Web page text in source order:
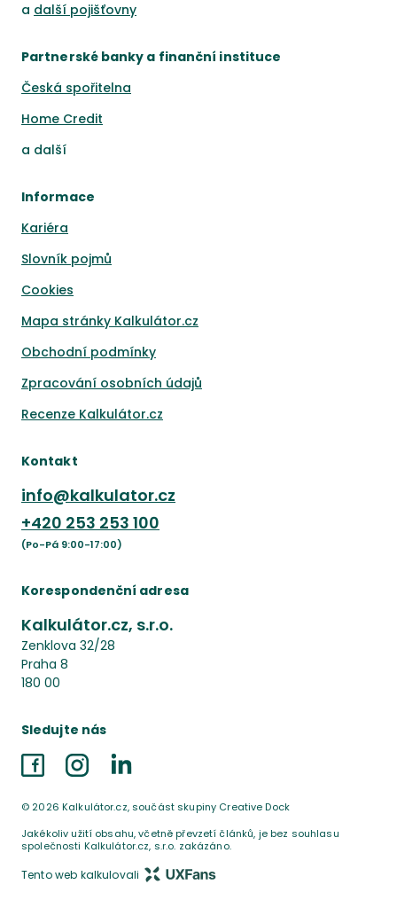
a další pojišťovny
Partnerské banky a finanční instituce
Česká spořitelna
Home Credit
a další
Informace
Kariéra
Slovník pojmů
Cookies
Mapa stránky Kalkulátor.cz
Obchodní podmínky
Zpracování osobních údajů
Recenze Kalkulátor.cz
Kontakt
info@kalkulator.cz
+420 253 253 100
(Po-Pá 9:00-17:00)
Korespondenční adresa
Kalkulátor.cz, s.r.o.
Zenklova 32/28
Praha 8
180 00
Sledujte nás
FacebookInstagramLinkedIn
© 2026 Kalkulátor.cz, součást skupiny Creative Dock
Jakékoliv užití obsahu, včetně převzetí článků, je bez souhlasu
společnosti Kalkulátor.cz, s.r.o. zakázáno.
Tento web kalkulovali